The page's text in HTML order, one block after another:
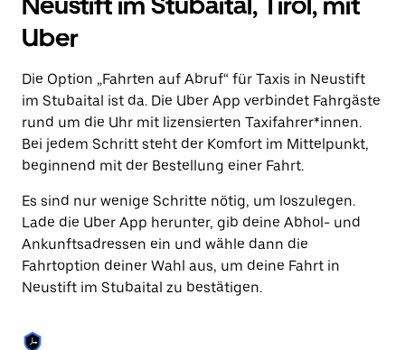
zu
interagieren
und
Datum
auszuwählen.
Drücke
die
Escape-
Taste,
den
Kalender
zu
schließen.
Uber
Die Option „Fahrten auf Abruf“ für Taxis in Neustift
im Stubaital ist da. Die Uber App verbindet Fahrgäste
rund um die Uhr mit lizensierten Taxifahrer*innen.
Bei jedem Schritt steht der Komfort im Mittelpunkt,
beginnend mit der Bestellung einer Fahrt.
Es sind nur wenige Schritte nötig, um loszulegen.
Lade die Uber App herunter, gib deine Abhol- und
Ankunftsadressen ein und wähle dann die
Fahrtoption deiner Wahl aus, um deine Fahrt in
Neustift im Stubaital zu bestätigen.